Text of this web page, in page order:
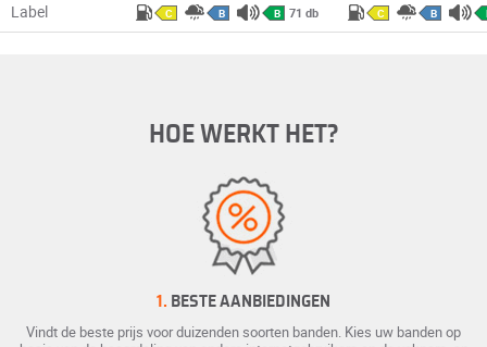
Label C B B 71 db C B
HOE WERKT HET?
1. BESTE AANBIEDINGEN
Vindt de beste prijs voor duizenden soorten banden. Kies uw banden op